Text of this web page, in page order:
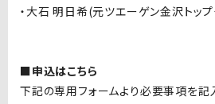
・大石 明日希(元ツエーゲン金沢トッ
■申込はこちら
下記の専用フォームより必要事項を記